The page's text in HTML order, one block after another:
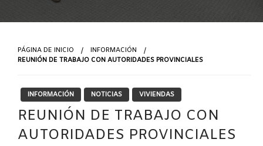
PÁGINA DE INICIO
INFORMACIÓN
REUNIÓN DE TRABAJO CON AUTORIDADES PROVINCIALES
INFORMACIÓN NOTICIAS VIVIENDAS
REUNIÓN DE TRABAJO CON
AUTORIDADES PROVINCIALES